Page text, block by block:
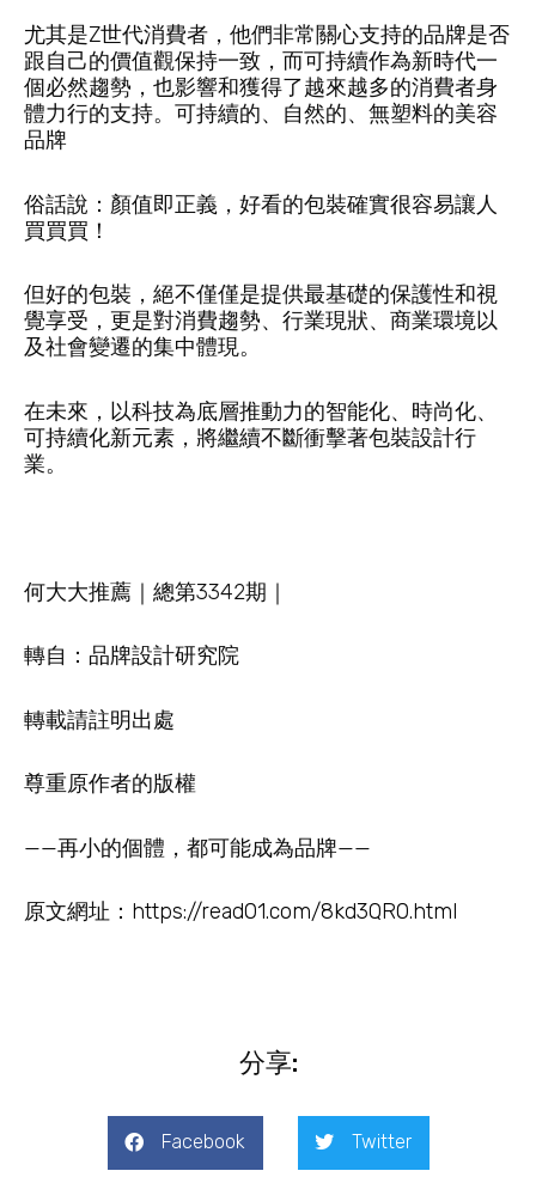
尤其是Z世代消費者，他們非常關心支持的品牌是否
跟自己的價值觀保持一致，而可持續作為新時代一
個必然趨勢，也影響和獲得了越來越多的消費者身
體力行的支持。可持續的、自然的、無塑料的美容
品牌
俗話說：顏值即正義，好看的包裝確實很容易讓人
買買買！
但好的包裝，絕不僅僅是提供最基礎的保護性和視
覺享受，更是對消費趨勢、行業現狀、商業環境以
及社會變遷的集中體現。
在未來，以科技為底層推動力的智能化、時尚化、
可持續化新元素，將繼續不斷衝擊著包裝設計行
業。
何大大推薦｜總第3342期｜
轉自：品牌設計研究院
轉載請註明出處
尊重原作者的版權
——再小的個體，都可能成為品牌——
原文網址： https://read01.com/8kd3QR0.html
分享:
Facebook Twitter